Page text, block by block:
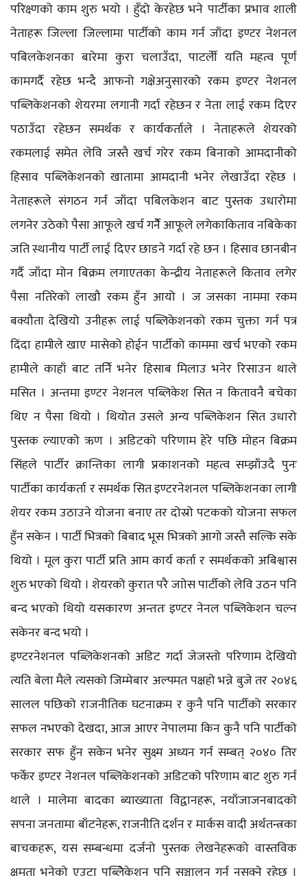
परिक्ष्णको काम शुरु भयो । हुँदो केरहेछ भने पार्टीका प्रभाव शाली
नेताहरू जिल्ला जिल्लामा पार्टीको काम गर्न जाँदा इण्टर नेशनल
पबिलकेशनका बारेमा कुरा चलाउँदा, पाटर्लेी यति महत्व पूर्ण
कामगर्दै रहेछ भन्दै आफनो गक्षेअनुसारको रकम इण्टर नेशनल
पब्लिकेशनको शेयरमा लगानी गर्दा रहेछन र नेता लाई रकम दिएर
पठाउँदा रहेछन समर्थक र कार्यकर्ताले । नेताहरूले शेयरको
रकमलाई समेत लेवि जस्तै खर्च गरेर रकम बिनाको आमदानीको
हिसाव पब्लिकेशनको खातामा आमदानी भनेर लेखाउँदा रहेछ ।
नेताहरूले संगठन गर्न जाँदा पबिलकेशन बाट पुस्तक उधारोमा
लगनेर उठेको पैसा आफूले खर्च गर्नेै आफूले लगेकाकिताव नबिकेका
जति स्थानीय पार्टी लाई दिएर छाडने गर्दा रहे छन । हिसाव छानबीन
गर्दै जाँदा मोन बिक्रम लगाएतका केन्द्रीय नेताहरूले किताव लगेर
पैसा नतिरेको लाखौ रकम हुँन आयो । ज जसका नाममा रकम
बक्यौता देखियो उनीहरू लाई पब्लिकेशनको रकम चुक्ता गर्न पत्र
दिंदा हामीले खाए मासेको होईन पार्टीको काममा खर्च भएको रकम
हामीले काहाँ बाट तर्निे भनेर हिसाब मिलाउ भनेर रिसाउन थाले
मसित । अन्तमा इण्टर नेशनल पब्लिकेश सित न कितावनै बचेका
थिए न पैसा थियो । थियोत उसले अन्य पब्लिकेशन सित उधारो
पुस्तक ल्याएको ऋण । अडिटको परिणाम हेरे पछि मोहन बिक्रम
सिंहले पार्टीर क्रान्तिका लागी प्रकाशनको महत्व सम्झाँउदै पुनः
पार्टीका कार्यकर्ता र समर्थक सित इण्टरनेशनल पब्लिकेशनका लागी
शेयर रकम उठाउने योजना बनाए तर दोस्रो पटकको योजना सफल
हुँन सकेन । पार्टी भित्रको बिबाद भूस भित्रको आगो जस्तै सल्कि सके
थियो । मूल कुरा पार्टी प्रति आम कार्य कर्ता र समर्थकको अबिश्वास
शुरु भएको थियो । शेयरको कुरात परै जाोस पार्टीको लेवि उठन पनि
बन्द भएको थियो यसकारण अन्ततः इण्टर नेनल पब्लिकेशन चल्न
सकेनर बन्द भयो ।
इण्टरनेशनल पब्लिकेशनको अडिट गर्दा जेजस्तो परिणाम देखियो
त्यति बेला मैले त्यसको जिम्मेबार अल्पमत पक्षहो भन्ने बुजे तर २०४६
सालल पछिको राजनीतिक घटनाक्रम र कुनै पनि पार्टीको सरकार
सफल नभएको देखदा, आज आएर नेपालमा किन कुनै पनि पार्टीको
सरकार सफ हुँन सकेन भनेर सुक्ष्म अध्यन गर्न सम्बत् २०४० तिर
फर्केर इण्टर नेशनल पब्लिकेशनको अडिटको परिणाम बाट शुरु गर्न
थाले । मालेमा बादका ब्याख्याता विद्वानहरू, नयाँजाजनबादको
सपना जनतामा बाँटनेहरू, राजनीति दर्शन र मार्कस वादी अर्थतन्त्रका
बाचकहरू, यस सम्बन्धमा दर्जनो पुस्तक लेखनेहरूको वास्तविक